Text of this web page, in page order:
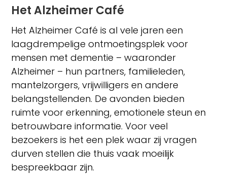
Het Alzheimer Café
Het Alzheimer Café is al vele jaren een
laagdrempelige ontmoetingsplek voor
mensen met dementie – waaronder
Alzheimer – hun partners, familieleden,
mantelzorgers, vrijwilligers en andere
belangstellenden. De avonden bieden
ruimte voor erkenning, emotionele steun en
betrouwbare informatie. Voor veel
bezoekers is het een plek waar zij vragen
durven stellen die thuis vaak moeilijk
bespreekbaar zijn.